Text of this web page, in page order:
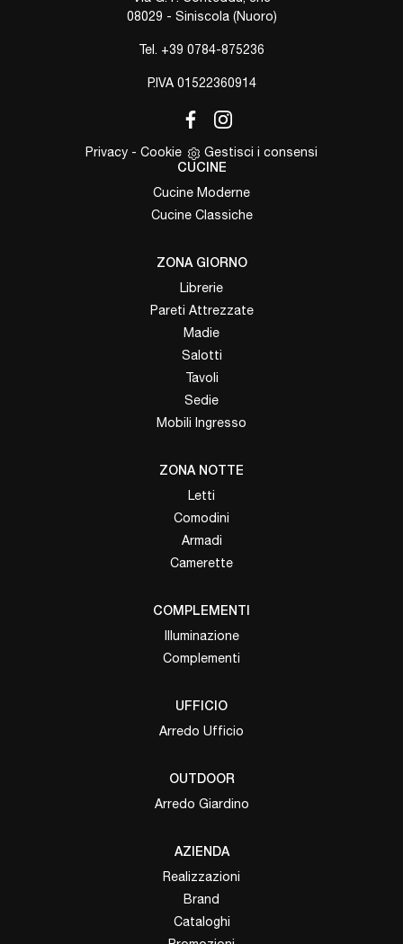
08029 - Siniscola (Nuoro)
Tel. +39 0784-875236
P.IVA 01522360914
Privacy - Cookie Gestisci i consensi
CUCINE
Cucine Moderne
Cucine Classiche
ZONA GIORNO
Librerie
Pareti Attrezzate
Madie
Salotti
Tavoli
Sedie
Mobili Ingresso
ZONA NOTTE
Letti
Comodini
Armadi
Camerette
COMPLEMENTI
Illuminazione
Complementi
UFFICIO
Arredo Ufficio
OUTDOOR
Arredo Giardino
AZIENDA
Realizzazioni
Brand
Cataloghi